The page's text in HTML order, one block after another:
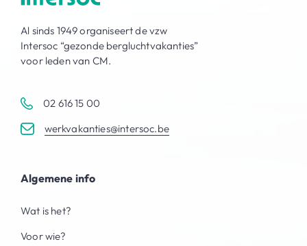
Al sinds 1949 organiseert de vzw
Intersoc “gezonde bergluchtvakanties”
voor leden van CM.
02 616 15 00
werkvakanties@intersoc.be
Algemene info
Wat is het?
Voor wie?